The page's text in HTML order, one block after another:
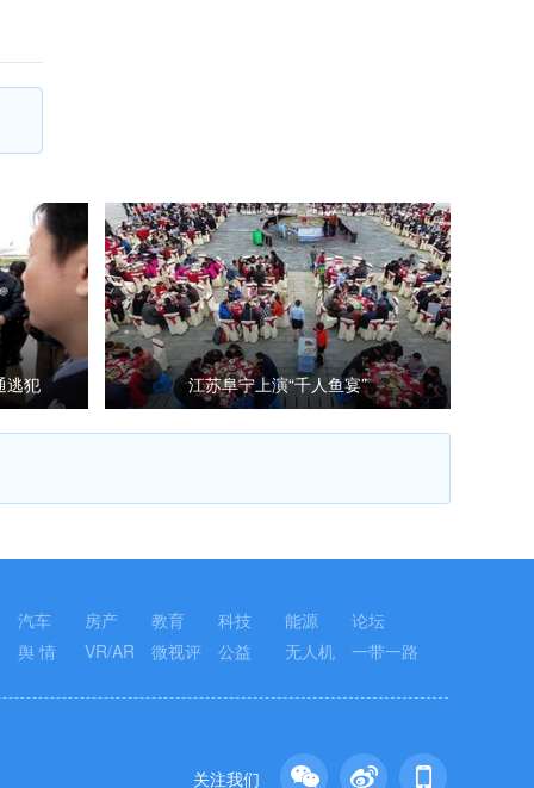
逃犯 江苏阜宁上演“千人鱼宴”
汽车 房产 教育 科技 能源
论坛
舆 情
VR/AR 微视评 公益 无人机 一带一路
关注我们